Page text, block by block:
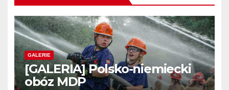
GALERIE
[GALERIA] Polsko-niemiecki
obóz MDP